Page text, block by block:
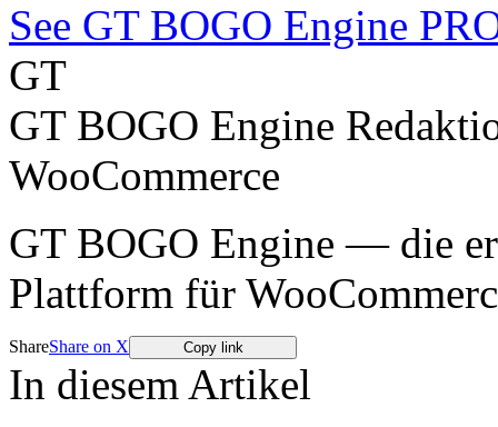
See GT BOGO Engine
GT
GT BOGO Engine
WooCommerce
GT BOGO Engine — die
Plattform für
ShareShare on X Copy link
In diesem Artikel